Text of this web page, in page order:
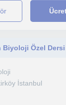
Özel Dersi
İstanbul